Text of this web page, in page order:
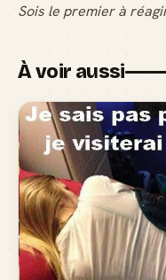
Sois le premier à
À voir aussi